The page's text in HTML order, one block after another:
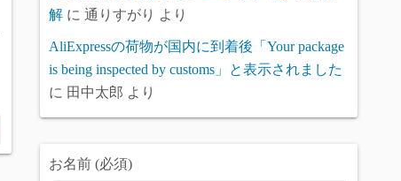
解 に 通りすがり より
AliExpressの荷物が国内に到着後「Your package
is being inspected by customs」と表示されました
に 田中太郎 より
お名前 (必須)